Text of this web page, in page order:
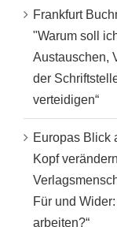
Frankfurt
"Warum soll
Austauschen,
der
verteidigen“
Europas Blick
Kopf
Für und
arbeiten?“